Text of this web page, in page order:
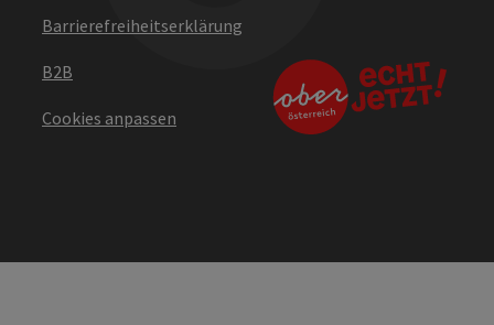
Barrierefreiheitserklärung
B2B
Cookies anpassen